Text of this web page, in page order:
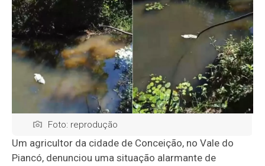
Foto: reprodução
Um agricultor da cidade de Conceição, no Vale do
Piancó, denunciou uma situação alarmante de